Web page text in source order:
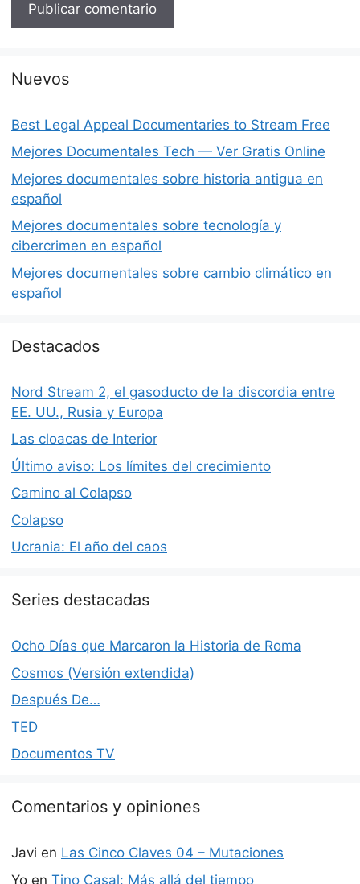
Nuevos
Best Legal Appeal Documentaries to Stream Free
Mejores Documentales Tech — Ver Gratis Online
Mejores documentales sobre historia antigua en
español
Mejores documentales sobre tecnología y
cibercrimen en español
Mejores documentales sobre cambio climático en
español
Destacados
Nord Stream 2, el gasoducto de la discordia entre
EE. UU., Rusia y Europa
Las cloacas de Interior
Último aviso: Los límites del crecimiento
Camino al Colapso
Colapso
Ucrania: El año del caos
Series destacadas
Ocho Días que Marcaron la Historia de Roma
Cosmos (Versión extendida)
Después De…
TED
Documentos TV
Comentarios y opiniones
Javi en Las Cinco Claves 04 – Mutaciones
Yo en Tino Casal: Más allá del tiempo